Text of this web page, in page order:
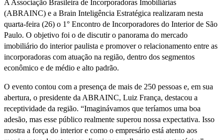
A Associação Brasileira de Incorporadoras Imobiliárias
(ABRAINC) e a Brain Inteligência Estratégica realizaram nesta
quarta-feira (26) o 1° Encontro de Incorporadores do Interior de São
Paulo. O objetivo foi o de discutir o panorama do mercado
imobiliário do interior paulista e promover o relacionamento entre as
incorporadoras com atuação na região, dentro dos segmentos
econômico e de médio e alto padrão.
O evento contou com a presença de mais de 250 pessoas e, em sua
abertura, o presidente da ABRAINC, Luiz França, destacou a
receptividade da região. “Imaginávamos que teríamos uma boa
adesão, mas esse público realmente superou nossa expectativa. Isso
mostra a força do interior e como o empresário está atento aos